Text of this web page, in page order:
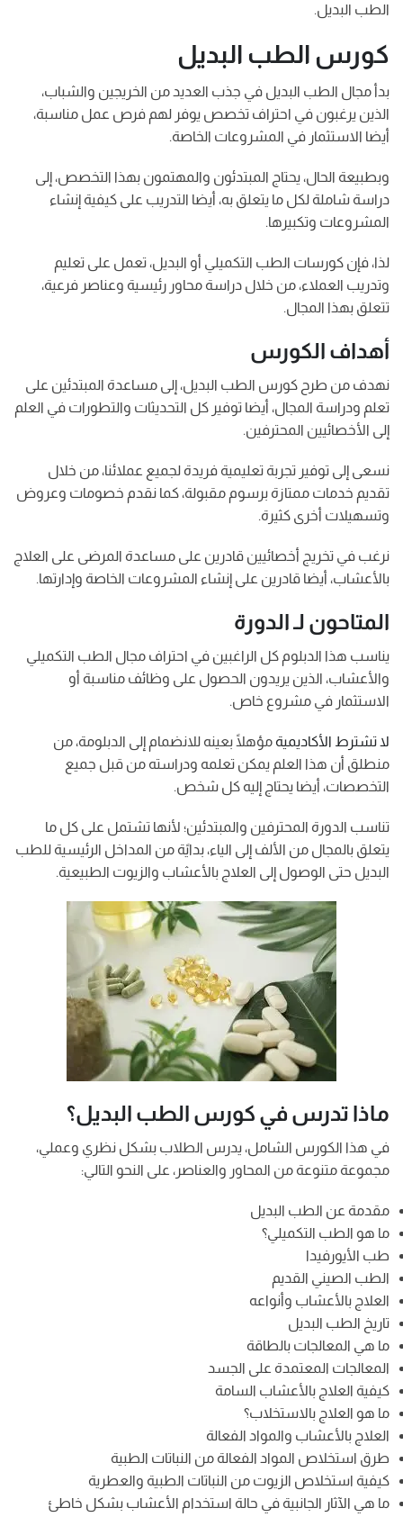
الطب البديل.
كورس الطب البديل
بدأ مجال الطب البديل في جذب العديد من الخريجين والشباب،
الذين يرغبون في احتراف تخصص يوفر لهم فرص عمل مناسبة،
أيضا الاستثمار في المشروعات الخاصة.
وبطبيعة الحال، يحتاج المبتدئون والمهتمون بهذا التخصص، إلى
دراسة شاملة لكل ما يتعلق به، أيضا التدريب على كيفية إنشاء
المشروعات وتكبيرها.
لذا، فإن كورسات الطب التكميلي أو البديل، تعمل على تعليم
وتدريب العملاء، من خلال دراسة محاور رئيسية وعناصر فرعية،
تتعلق بهذا المجال.
أهداف الكورس
نهدف من طرح كورس الطب البديل، إلى مساعدة المبتدئين على
تعلم ودراسة المجال، أيضا توفير كل التحديثات والتطورات في العلم
إلى الأخصائيين المحترفين.
نسعى إلى توفير تجربة تعليمية فريدة لجميع عملائنا، من خلال
تقديم خدمات ممتازة برسوم مقبولة، كما نقدم خصومات وعروض
وتسهيلات أخرى كثيرة.
نرغب في تخريج أخصائيين قادرين على مساعدة المرضى على العلاج
بالأعشاب، أيضا قادرين على إنشاء المشروعات الخاصة وإدارتها.
المتاحون لـ الدورة
يناسب هذا الدبلوم كل الراغبين في احتراف مجال الطب التكميلي
والأعشاب، الذين يريدون الحصول على وظائف مناسبة أو
الاستثمار في مشروع خاص.
لا تشترط الأكاديمية مؤهلًا بعينه للانضمام إلى الدبلومة، من
منطلق أن هذا العلم يمكن تعلمه ودراسته من قبل جميع
التخصصات، أيضا يحتاج إليه كل شخص.
تناسب الدورة المحترفين والمبتدئين؛ لأنها تشتمل على كل ما
يتعلق بالمجال من الألف إلى الياء، بدايًة من المداخل الرئيسية للطب
البديل حتى الوصول إلى العلاج بالأعشاب والزيوت الطبيعية.
ماذا تدرس في كورس الطب البديل؟
في هذا الكورس الشامل، يدرس الطلاب بشكل نظري وعملي،
مجموعة متنوعة من المحاور والعناصر، على النحو التالي:
مقدمة عن الطب البديل
ما هو الطب التكميلي؟
طب الأيورفيدا
الطب الصيني القديم
العلاج بالأعشاب وأنواعه
تاريخ الطب البديل
ما هي المعالجات بالطاقة
المعالجات المعتمدة على الجسد
كيفية العلاج بالأعشاب السامة
ما هو العلاج بالاستخلاب؟
العلاج بالأعشاب والمواد الفعالة
طرق استخلاص المواد الفعالة من النباتات الطبية
كيفية استخلاص الزيوت من النباتات الطبية والعطرية
ما هي الآثار الجانبية في حالة استخدام الأعشاب بشكل خاطئ